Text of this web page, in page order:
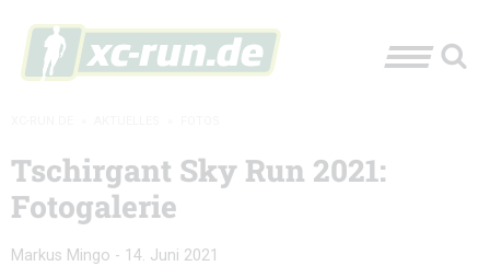
Tschirgant Sky Run 2021:
Fotogalerie
Markus Mingo - 14. Juni 2021